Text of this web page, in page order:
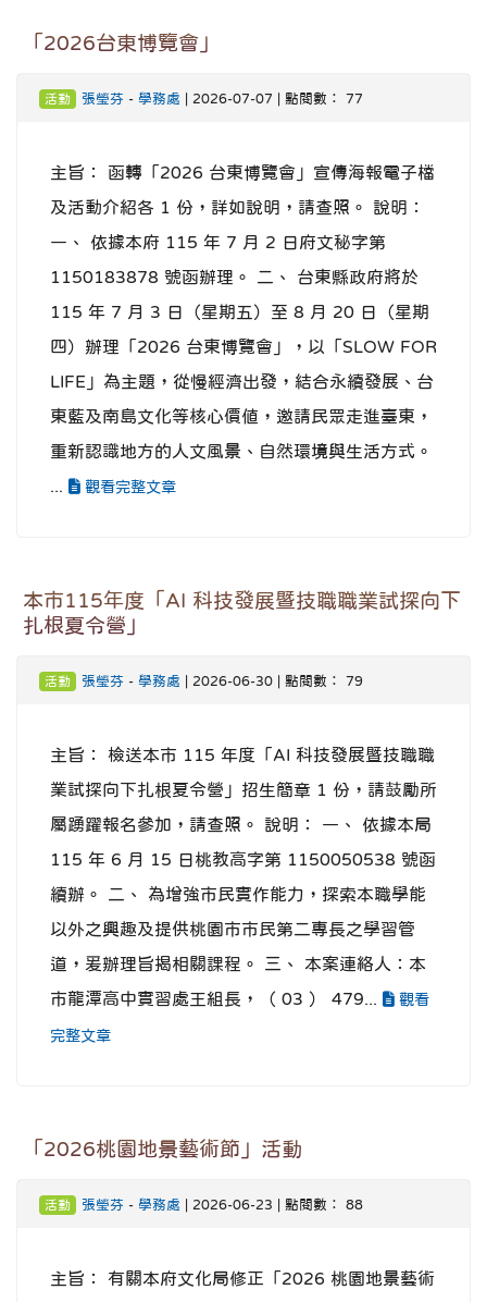
「2026台東博覽會」
活動 張瑩芬 - 學務處 | 2026-07-07 | 點閱數： 77
主旨： 函轉「2026 台東博覽會」宣傳海報電子檔
及活動介紹各 1 份，詳如說明，請查照。 說明：
一、 依據本府 115 年 7 月 2 日府文秘字第
1150183878 號函辦理。 二、 台東縣政府將於
115 年 7 月 3 日（星期五）至 8 月 20 日（星期
四）辦理「2026 台東博覽會」，以「SLOW FOR
LIFE」為主題，從慢經濟出發，結合永續發展、台
東藍及南島文化等核心價值，邀請民眾走進臺東，
重新認識地方的人文風景、自然環境與生活方式。
觀看完整文章
本市115年度「AI 科技發展暨技職職業試探向下
扎根夏令營」
活動 張瑩芬 - 學務處 | 2026-06-30 | 點閱數： 79
主旨： 檢送本市 115 年度「AI 科技發展暨技職職
業試探向下扎根夏令營」招生簡章 1 份，請鼓勵所
屬踴躍報名參加，請查照。 說明： 一、 依據本局
115 年 6 月 15 日桃教高字第 1150050538 號函
續辦。 二、 為增強市民實作能力，探索本職學能
以外之興趣及提供桃園市市民第二專長之學習管
道，爰辦理旨揭相關課程。 三、 本案連絡人：本
市龍潭高中實習處王組長，（ 03 ） 479...
觀看
完整文章
「2026桃園地景藝術節」活動
活動 張瑩芬 - 學務處 | 2026-06-23 | 點閱數： 88
主旨： 有關本府文化局修正「2026 桃園地景藝術